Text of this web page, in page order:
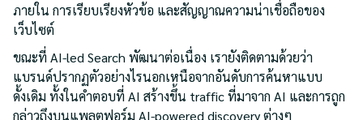
ภายใน การเรียบเรียงหัวข้อ และสัญญาณความน่าเชื่อถือของ
เว็บไซต์
ขณะที่ AI-led Search พัฒนาต่อเนื่อง เรายังติดตามด้วยว่า
แบรนด์ปรากฏตัวอย่างไรนอกเหนือจากอันดับการค้นหาแบบ
ดั้งเดิม ทั้งในคำตอบที่ AI สร้างขึ้น traffic ที่มาจาก AI และการถูก
กล่าวถึงบนแพลตฟอร์ม AI-powered discovery ต่างๆ